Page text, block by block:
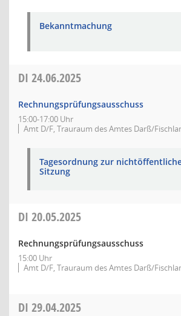
Bekanntmachung
DI 24.06.2025
Rechnungsprüfungsausschuss
15:00-17:00 Uhr
Amt D/F, Trauraum des Amtes Darß/
Tagesordnung zur
Sitzung
DI 20.05.2025
Rechnungsprüfungsausschuss
15:00 Uhr
Amt D/F, Trauraum des Amtes Darß/
DI 29.04.2025